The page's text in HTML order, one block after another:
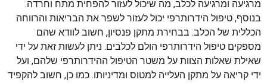
מרגיעה ומרגיעה לכלב, מה שיכול לעזור להפחית מתח וחרדה.
בנוסף, טיפול הידרותרפי יכול לעזור לשפר את הבריאות והרווחה
הכללית של הכלב. בבחירת מתקן פנסיון, חשוב לוודא שהם
מספקים טיפול הידרותרפי הולם לכלבים. ניתן לעשות זאת על ידי
שאילת שאלות הצוות על משטר הטיפול ההידרותרפי שלהם, ועל
ידי קריאה על מתקן העלייה למטוס ומדיניותו. כמו כן, חשוב להקפיד